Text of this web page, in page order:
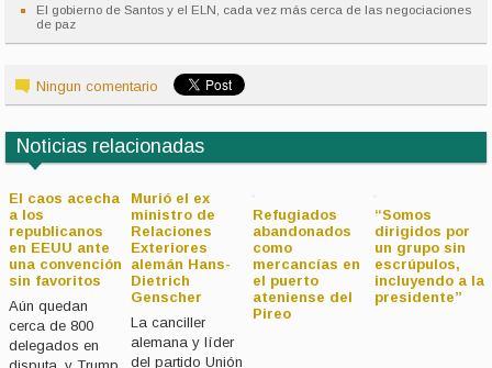
El gobierno de Santos y el ELN, cada vez más cerca de las negociaciones
de paz
Ningun comentario
Noticias relacionadas
El caos acecha
a los
republicanos
en EEUU ante
una convención
sin favoritos
Aún quedan
cerca de 800
delegados en
Murió el ex
ministro de
Relaciones
Exteriores
alemán Hans-
Dietrich
Genscher
La canciller
alemana y líder
del partido Unión
Refugiados
abandonados
como
mercancías en
el puerto
ateniense del
Pireo
“Somos
dirigidos por
un grupo sin
escrúpulos,
incluyendo a la
presidente”